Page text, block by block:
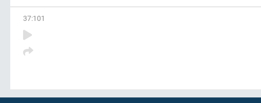
37:101